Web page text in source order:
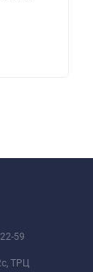
59
ТРЦ